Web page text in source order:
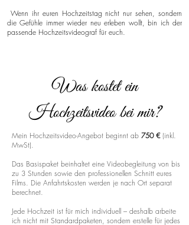
Wenn ihr euren Hochzeitstag nicht nur sehen, sondern
die Gefühle immer wieder neu erleben wollt, bin ich der
passende Hochzeitsvideograf für euch.
Was kostet ein
Hochzeitsvideo bei mir?
Mein Hochzeitsvideo-Angebot beginnt ab 750 € (inkl.
MwSt).
Das Basispaket beinhaltet eine Videobegleitung von bis
zu 3 Stunden sowie den professionellen Schnitt eures
Films. Die Anfahrtskosten werden je nach Ort separat
berechnet.
Jede Hochzeit ist für mich individuell – deshalb arbeite
ich nicht mit Standardpaketen, sondern erstelle für jedes